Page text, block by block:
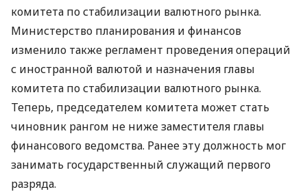
комитета по стабилизации валютного рынка.
Министерство планирования и финансов
изменило также регламент проведения операций
с иностранной валютой и назначения главы
комитета по стабилизации валютного рынка.
Теперь, председателем комитета может стать
чиновник рангом не ниже заместителя главы
финансового ведомства. Ранее эту должность мог
занимать государственный служащий первого
разряда.